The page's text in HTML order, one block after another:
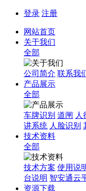
登录 注册
网站首页
关于我们
全部
公司简介 联系我
产品展示
全部
车牌识别 道闸 人
讲系统 人脸识别
技术资料
全部
技术方案 使用说
台说明 智安通云
资源下载